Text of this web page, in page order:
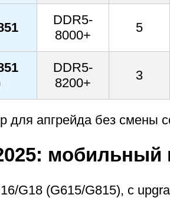
DDR5-
8000+
5
DDR5-
8200+
3
апгрейда без смены
мобильный
G18 (G615/G815), с